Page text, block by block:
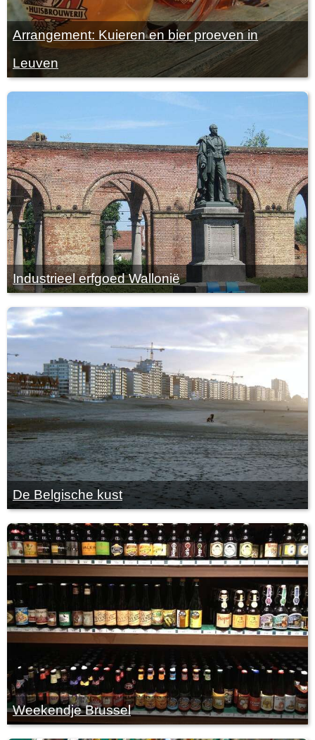
Arrangement: Kuieren en bier proeven in
Leuven
Industrieel erfgoed Wallonië
De Belgische kust
Weekendje Brussel